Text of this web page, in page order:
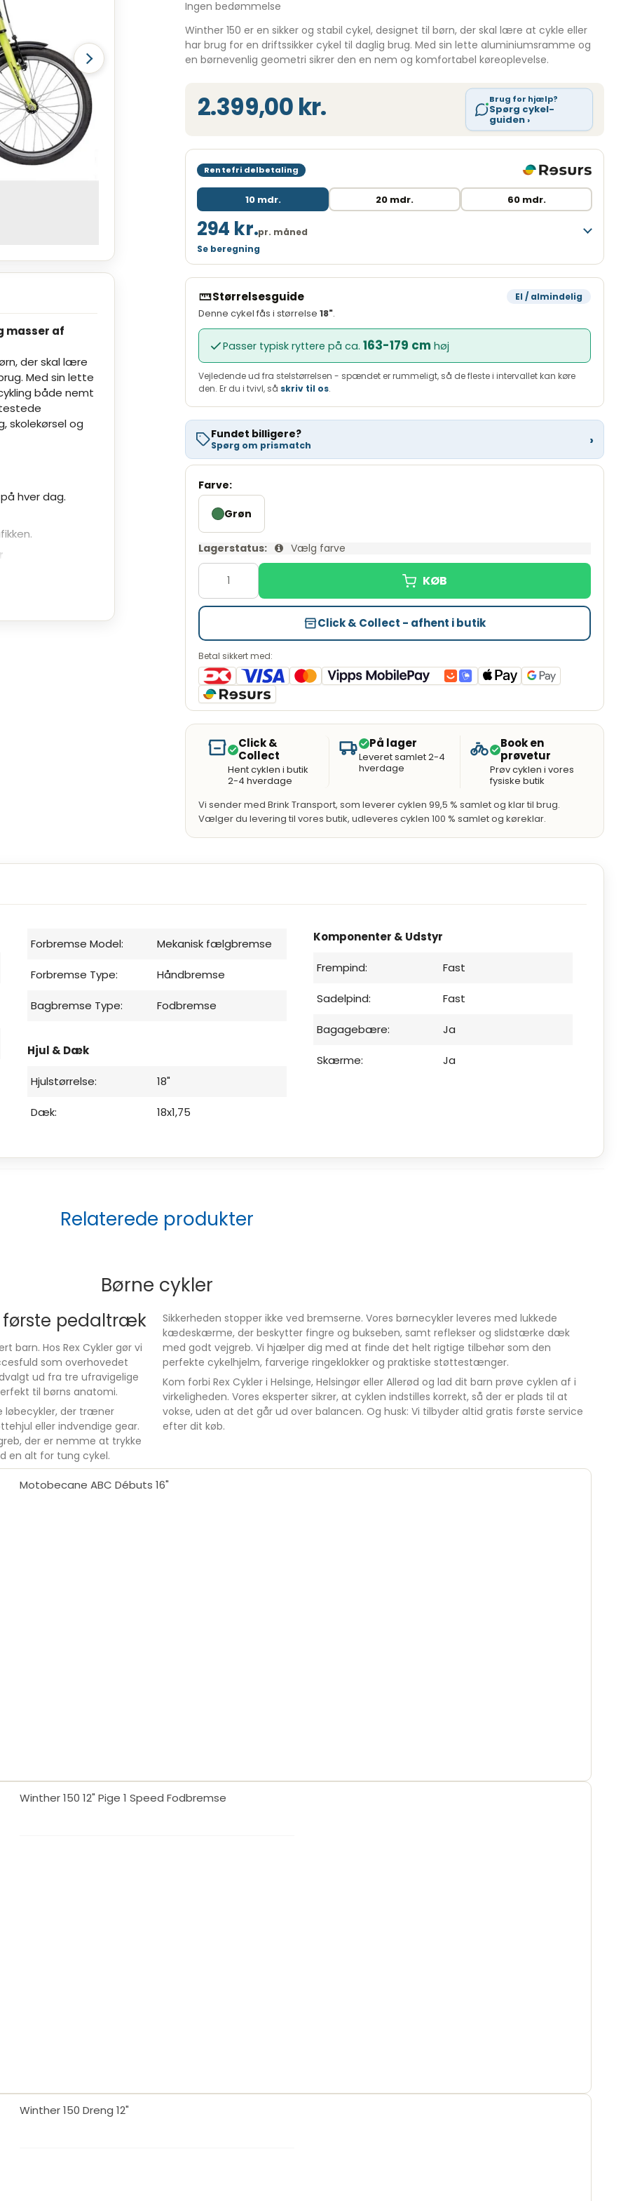
masser af
der skal lære
Med sin lette
både nemt
skolekørsel og
hver dag.
lære at cykle i
stabilitet på
Ingen bedømmelse
Winther 150 er en sikker og stabil cykel, designet til børn, der skal lære at cykle eller
har brug for en driftssikker cykel til daglig brug. Med sin lette aluminiumsramme og
en børnevenlig geometri sikrer den en nem og komfortabel køreoplevelse.
2.399,00 kr. Brug for hjælp?
Spørg cykel-
guiden ›
Rentefri delbetaling
10 mdr. 20 mdr. 60 mdr.
294 kr.pr. måned
Se beregning
Månedlig ydelse
294,00 kr.
Kreditbeløb
Variabel debitorrente
0,00 %
Oprettelsesgebyr
Administrationsgebyr/md.
29,00 kr.
ÅOP
Samlet beløb at betale
Se fuld beregning hos Resurs Bank ›
2.399,00 kr., 10 mdr. løbetid. Med forbehold for kreditgodkendelse.
Størrelsesguide El / almindelig
Denne cykel fås i størrelse 18".
Passer typisk ryttere på ca. 163-179 cm høj
Vejledende ud fra stelstørrelsen - spændet er rummeligt, så de fleste i intervallet kan køre
den. Er du i tvivl, så skriv til os.
Fundet billigere?
Spørg om prismatch ›
Farve:
Grøn
Lagerstatus: Vælg farve
Click & Collect - afhent i butik
Betal sikkert med:
Click &
Collect
Hent cyklen i butik
2-4 hverdage
På lager
Leveret samlet 2-4
hverdage
Book en
prøvetur
Prøv cyklen i vores
fysiske butik
Vi sender med Brink Transport, som leverer cyklen 99,5 % samlet og klar til brug.
Vælger du levering til vores butik, udleveres cyklen 100 % samlet og køreklar.
Forbremse Model: Mekanisk fælgbremse
Forbremse Type: Håndbremse
Bagbremse Type: Fodbremse
Hjul & Dæk
Hjulstørrelse: 18"
Dæk: 18x1,75
Komponenter & Udstyr
Frempind: Fast
Sadelpind: Fast
Bagagebære: Ja
Skærme: Ja
Relaterede produkter
Børne cykler
første pedaltræk
barn. Hos Rex Cykler gør vi
som overhovedet
ud fra tre ufravigelige
til børns anatomi.
løbecykler, der træner
eller indvendige gear.
der er nemme at trykke
en alt for tung cykel.
Sikkerheden stopper ikke ved bremserne. Vores børnecykler leveres med lukkede
kædeskærme, der beskytter fingre og bukseben, samt reflekser og slidstærke dæk
med godt vejgreb. Vi hjælper dig med at finde det helt rigtige tilbehør som den
perfekte cykelhjelm, farverige ringeklokker og praktiske støttestænger.
Kom forbi Rex Cykler i Helsinge, Helsingør eller Allerød og lad dit barn prøve cyklen af i
virkeligheden. Vores eksperter sikrer, at cyklen indstilles korrekt, så der er plads til at
vokse, uden at det går ud over balancen. Og husk: Vi tilbyder altid gratis første service
efter dit køb.
Motobecane ABC Débuts 16"
Winther 150 12" Pige 1 Speed Fodbremse
Winther 150 Dreng 12"